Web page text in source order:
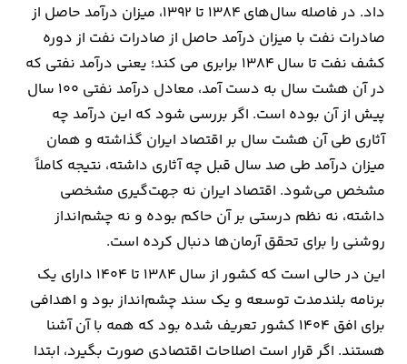
داد. در فاصله سال‌های ۱۳۸۴ تا ۱۳۹۲، میزان درآمد حاصل از
صادرات نفت با میزان درآمد حاصل از صادرات نفت از دوره
کشف نفت تا سال ۱۳۸۴ برابری می کند؛ یعنی درآمد نفتی که
در آن هشت سال به دست آمد، معادل درآمد نفتی 100 سال
پیش از آن بوده است. اگر بررسی شود که این درآمد چه
آثاری طی آن هشت سال بر اقتصاد ایران گذاشته و همان
میزان درآمد طی صد سال قبل چه آثاری داشته، نتیجه کاملاً
مشخص می‌شود. اقتصاد ایران نه جهت‌گیری مشخصی
داشته، نه نظم درستی بر آن حاکم بوده و نه چشم‌انداز
روشنی را برای تحقق آرمان‌ها دنبال کرده است.
این در حالی است که کشور از سال ۱۳۸۴ تا ۱۴۰۴ دارای یک
برنامه بلندمدت توسعه و یک سند چشم‌انداز بود و اهدافی
برای افق ۱۴۰۴ کشور تعریف شده بود که همه با آن آشنا
هستند. اگر قرار است اصلاحات اقتصادی صورت بگیرد، ابتدا